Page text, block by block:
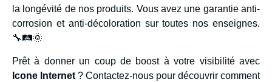
la longévité de nos produits. Vous avez une garantie anti-
corrosion et anti-décoloration sur toutes nos enseignes.
🔧🛤️🌞
Prêt à donner un coup de boost à votre visibilité avec
Icone Internet ? Contactez-nous pour découvrir comment